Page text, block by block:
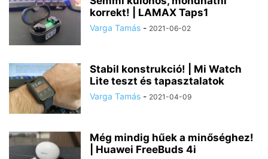
korrekt! | LAMAX Taps1
Varga Tamás - 2021-06-02
Stabil konstrukció! | Mi Watch
Lite teszt és tapasztalatok
Varga Tamás - 2021-04-09
Még mindig hűek a minőséghez!
| Huawei FreeBuds 4i